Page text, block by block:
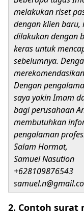
melakukan riset
dengan klien baru,
dilakukan dengan
keras untuk
sebelumnya.
Dengan
saya yakin Imam
bagi perusahaan
membutuhkan
pengalaman
Salam Hormat,
Samuel Nasution
+628109876543
2. Contoh surat